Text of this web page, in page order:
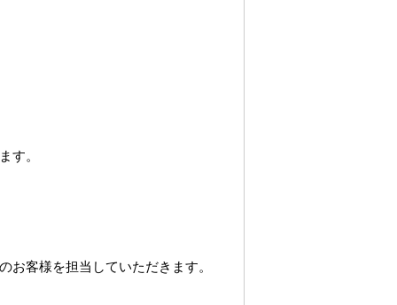
す。
客様を担当していただきます。